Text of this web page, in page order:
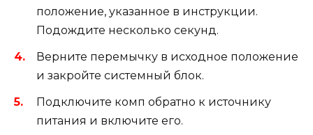
положение, указанное в инструкции.
Подождите несколько секунд.
Верните перемычку в исходное положение
и закройте системный блок.
Подключите комп обратно к источнику
питания и включите его.